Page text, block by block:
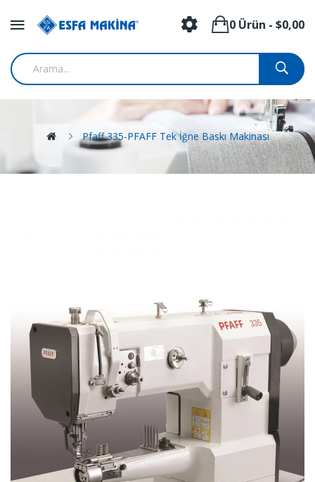
0 Ürün - $0,00
Pfaff 335-PFAFF Tek İğne Baskı Makinası